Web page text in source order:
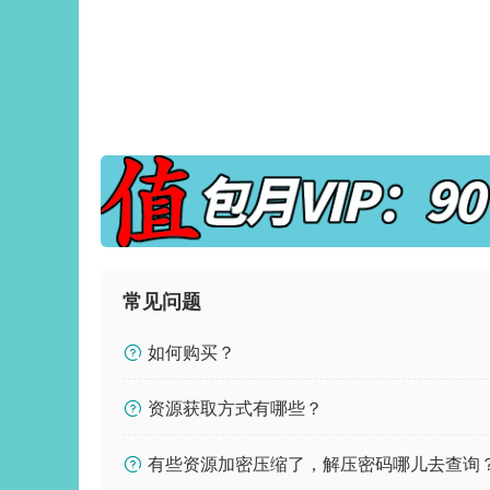
常见问题
如何购买？
资源获取方式有哪些？
有些资源加密压缩了，解压密码哪儿去查询